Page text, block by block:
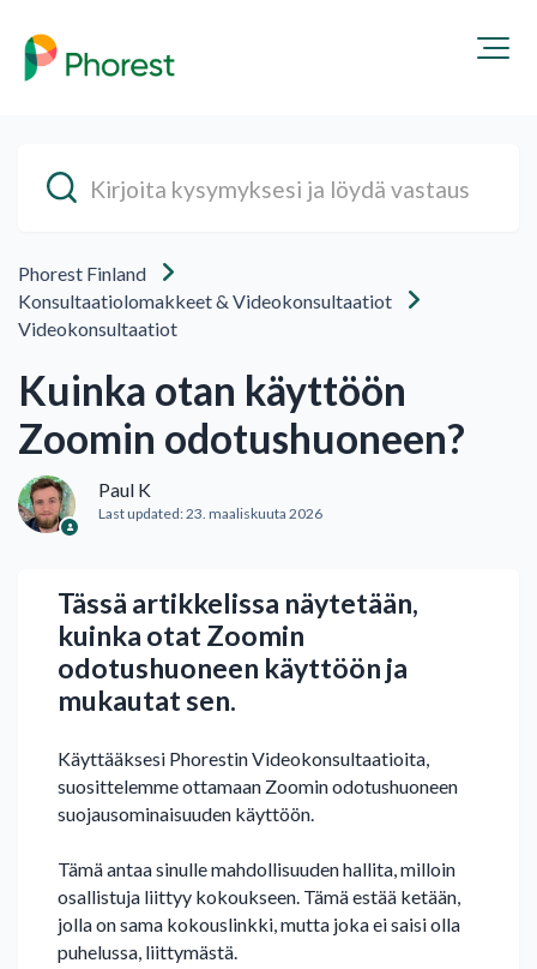
Phorest Finland
Konsultaatiolomakkeet & Videokonsultaatiot
Videokonsultaatiot
Kuinka otan käyttöön
Zoomin odotushuoneen?
Paul K
Last updated:23. maaliskuuta 2026
Tässä artikkelissa näytetään,
kuinka otat Zoomin
odotushuoneen käyttöön ja
mukautat sen.
Käyttääksesi Phorestin Videokonsultaatioita,
suosittelemme ottamaan Zoomin odotushuoneen
suojausominaisuuden käyttöön.
Tämä antaa sinulle mahdollisuuden hallita, milloin
osallistuja liittyy kokoukseen. Tämä estää ketään,
jolla on sama kokouslinkki, mutta joka ei saisi olla
puhelussa, liittymästä.